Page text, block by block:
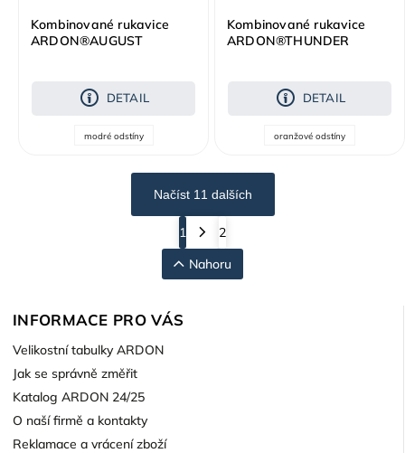
Kombinované rukavice
ARDON®AUGUST
DETAIL
modré odstíny
Kombinované rukavice
ARDON®THUNDER
DETAIL
oranžové odstíny
Načíst 11 dalších
1
2
Nahoru
INFORMACE PRO VÁS
Velikostní tabulky ARDON
Jak se správně změřit
Katalog ARDON 24/25
O naší firmě a kontakty
Reklamace a vrácení zboží